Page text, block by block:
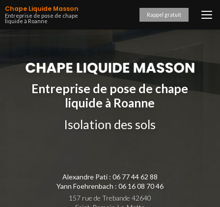
Aller
au
contenu
Chape Liquide Masson
Entreprise de pose de chape
liquide à Roanne
Rappel gratuit
Entreprise de pose de chape
liquide à Roanne
Isolation des sols
Alexandre Pati : 06 77 44 62 88
Yann Foehrenbach : 06 16 08 70 46
157 rue de Trebande 42640